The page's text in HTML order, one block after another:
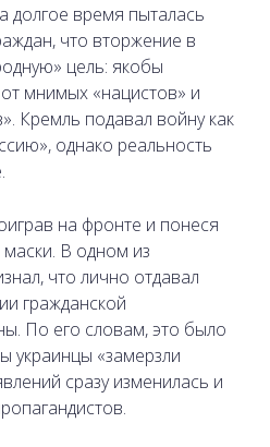
долгое время пыталась
что вторжение в
цель: якобы
мнимых «нацистов» и
Кремль подавал войну как
однако реальность
на фронте и понеся
В одном из
что лично отдавал
гражданской
По его словам, это было
украинцы «замерзли
сразу изменилась и